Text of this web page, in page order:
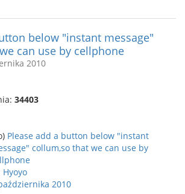
below "instant message"
can use by cellphone
2010
34403
Please add a button below "instant
collum,so that we can use by
Hyoyo
2010